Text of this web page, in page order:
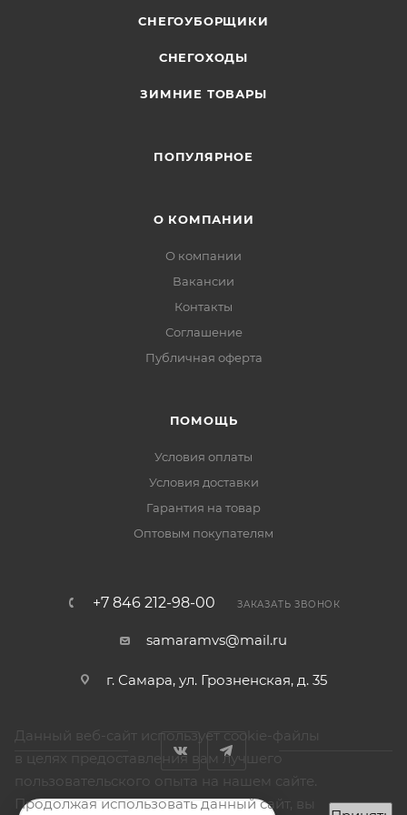
СНЕГОУБОРЩИКИ
СНЕГОХОДЫ
ЗИМНИЕ ТОВАРЫ
ПОПУЛЯРНОЕ
О КОМПАНИИ
О компании
Вакансии
Контакты
Соглашение
Публичная оферта
ПОМОЩЬ
Условия оплаты
Условия доставки
Гарантия на товар
Оптовым покупателям
+7 846 212-98-00 ЗАКАЗАТЬ ЗВОНОК
samaramvs@mail.ru
г. Самара, ул. Грозненская, д. 35
Данный веб-сайт использует cookie-файлы
в целях предоставления вам лучшего
пользовательского опыта на нашем сайте.
Продолжая использовать данный сайт, вы